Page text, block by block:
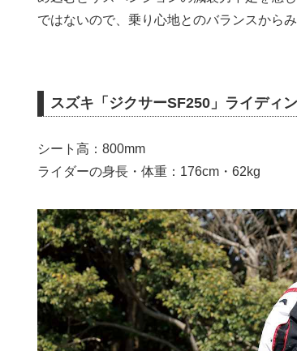
ではないので、乗り心地とのバランスから
スズキ「ジクサーSF250」ライディ
シート高：800mm
ライダーの身長・体重：176cm・62kg